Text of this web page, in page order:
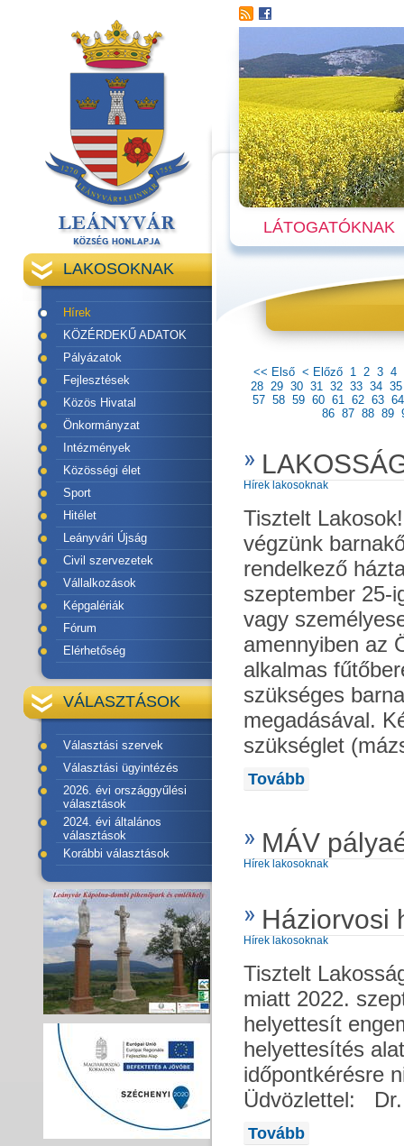
LAKOSOKNAK
Hírek
KÖZÉRDEKŰ ADATOK
Pályázatok
Fejlesztések
Közös Hivatal
Önkormányzat
Intézmények
Közösségi élet
Sport
Hitélet
Leányvári Újság
Civil szervezetek
Vállalkozások
Képgalériák
Fórum
Elérhetőség
VÁLASZTÁSOK
Választási szervek
Választási ügyintézés
2026. évi országgyűlési
választások
2024. évi általános
választások
Korábbi választások
LÁTOGATÓKNAK
<< Első < Előző 1 2 3 4
28 29 30 31 32 33 34 35
57 58 59 60 61 62 63 64
86 87 88 89
Hírek lakosoknak
Tisztelt
végzünk
rendelkező
szeptember 25-
vagy
amennyiben az
alkalmas
szükséges
megadásával.
szükséglet
Tovább
MÁV
Hírek lakosoknak
Háziorvosi
Hírek lakosoknak
Tisztelt
miatt 2022.
helyettesít
helyettesítés
időpontkérésre
Üdvözlettel:
Tovább